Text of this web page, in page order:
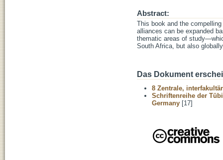
Abstract:
This book and the
alliances can be expanded
thematic areas of
South Africa, but also
Das Dokument
8 Zentrale,
Schriftenreihe der
Germany [17]